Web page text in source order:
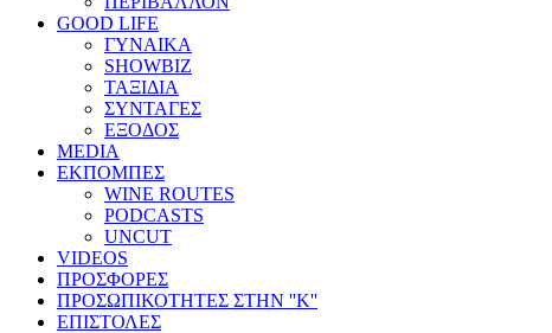
GOOD LIFE
ΓΥΝΑΙΚΑ
SHOWBIZ
ΤΑΞΙΔΙΑ
ΣΥΝΤΑΓΕΣ
ΕΞΟΔΟΣ
MEDIA
ΕΚΠΟΜΠΕΣ
WINE ROUTES
PODCASTS
UNCUT
VIDEOS
ΠΡΟΣΦΟΡΕΣ
ΠΡΟΣΩΠΙΚΟΤΗΤΕΣ ΣΤΗΝ ''Κ''
ΕΠΙΣΤΟΛΕΣ